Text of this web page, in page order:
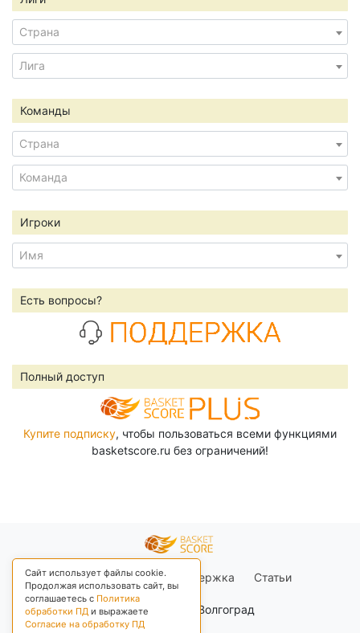
Сайт использует файлы cookie.
Продолжая использовать сайт, вы
соглашаетесь с Политика
обработки ПД и выражаете
Согласие на обработку ПД
Страна
Лига
Команды
Страна
Команда
Игроки
Имя
Есть вопросы?
Полный доступ
Купите подписку, чтобы пользоваться всеми функциями
basketscore.ru без ограничений!
Правила сайта Поддержка Статьи
+03 Москва, Волгоград